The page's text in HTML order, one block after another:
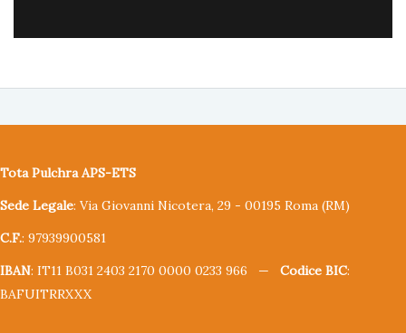
Tota Pulchra APS-ETS
Sede Legale: Via Giovanni Nicotera, 29 - 00195 Roma (RM)
C.F.: 97939900581
IBAN: IT11 B031 2403 2170 0000 0233 966 — Codice BIC:
BAFUITRRXXX